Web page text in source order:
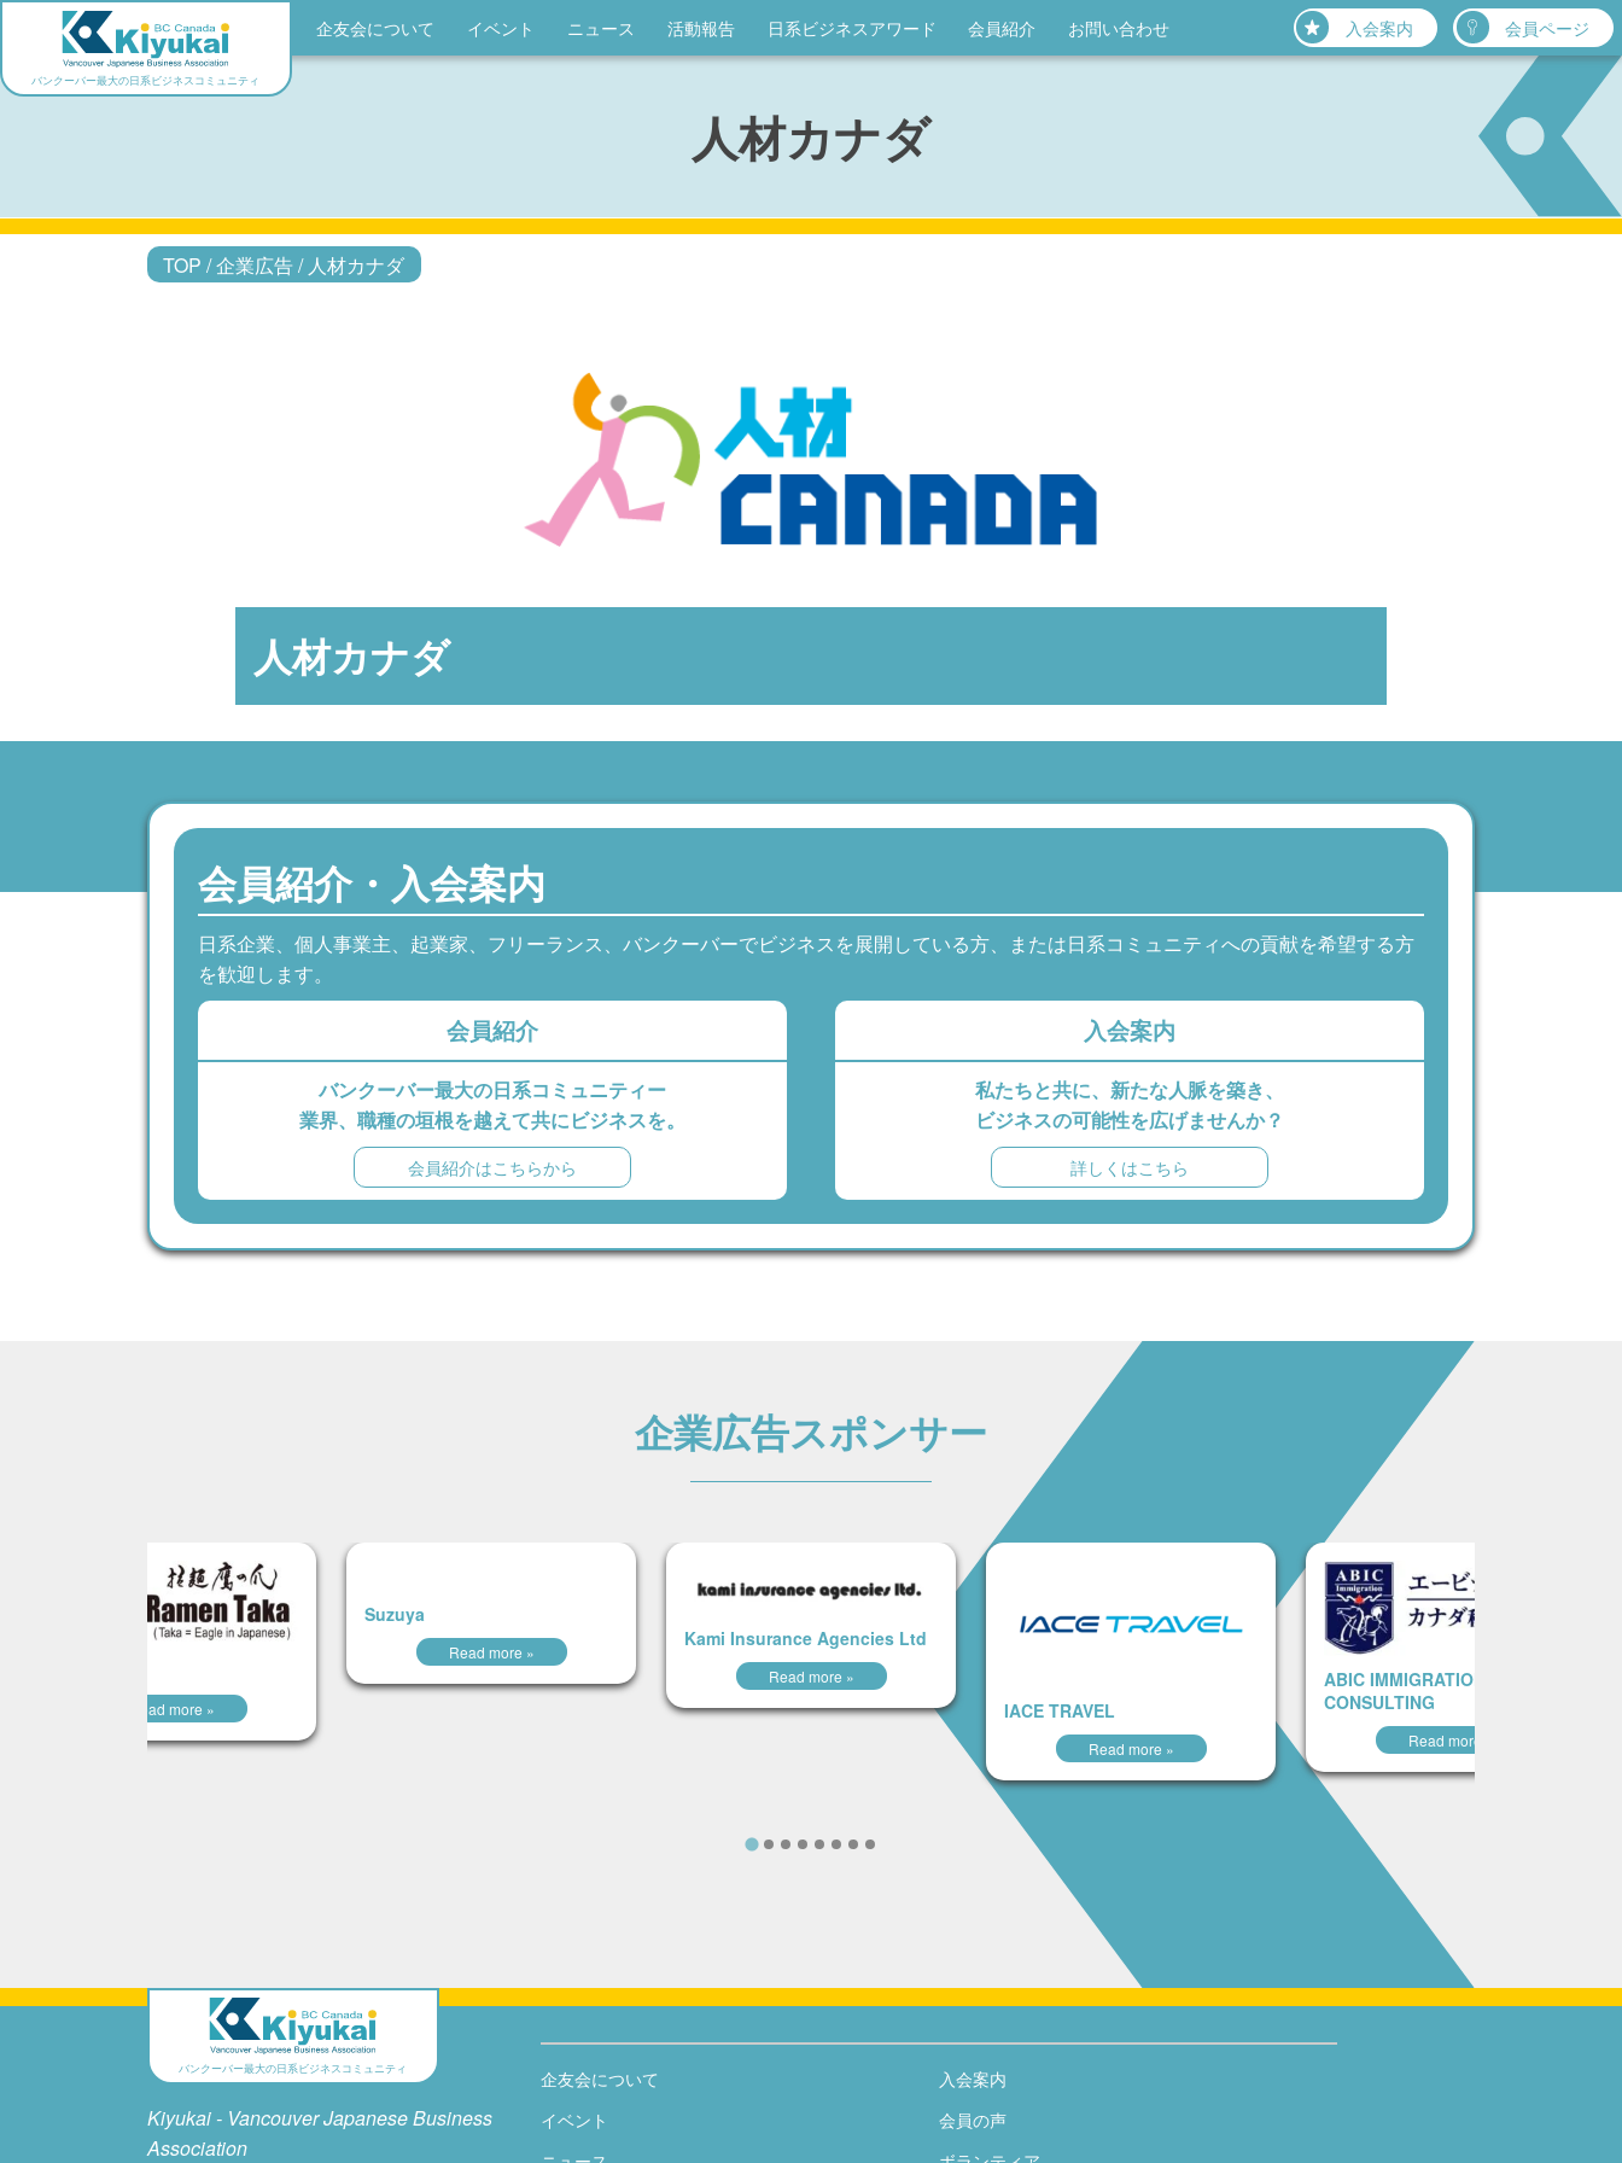
バンクーバー最大の日系ビジネスコミュニティ
企友会について イベント ニュース 活動報告 日系ビジネスアワード 会員紹介 お問い合わせ 入会案内 会員ページ
人材カナダ
TOP /企業広告/人材カナダ
人材カナダ
会員紹介・入会案内
日系企業、個人事業主、起業家、フリーランス、バンクーバーでビジネスを展開している方、または日系コミュニティへの貢献を希望する方
を歓迎します。
会員紹介
バンクーバー最大の日系コミュニティー
業界、職種の垣根を越えて共にビジネスを。
会員紹介はこちらから
入会案内
私たちと共に、新たな人脈を築き、
ビジネスの可能性を広げませんか？
詳しくはこちら
企業広告スポンサー
Read more »
Suzuya
Read more »
Kami Insurance Agencies Ltd
Read more »
IACE TRAVEL
Read more »
ABIC IMMIGRATION
CONSULTING
Read more »
バンクーバー最大の日系ビジネスコミュニティ
Kiyukai - Vancouver Japanese Business
Association
企友会について
イベント
入会案内
会員の声